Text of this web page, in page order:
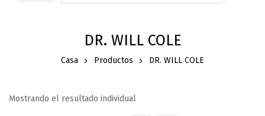
DR. WILL COLE
Casa Productos DR. WILL COLE
Mostrando el resultado individual